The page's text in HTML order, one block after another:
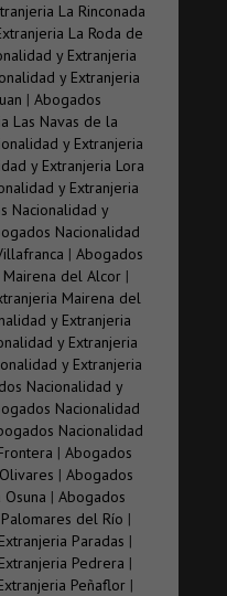
en el extranjero
durante 3 años
evitarlo mediante
el mantenimiento de
tengan otra
y renuncien
españoles hayan
españoles por
o madre español a
perderán la
el plazo de 3 años
o emancipación no
la española
que no sean de
española sí durante
a la adquisición de la
aquella a la que
Ejército o tenga un
extranjero sin
del Gobierno
se declare la
de adquisición de la
La Rinconada
La Roda de
y Extranjeria
y Extranjeria
| Abogados
Las Navas de la
y Extranjeria
y Extranjeria Lora
y Extranjeria
Nacionalidad y
Nacionalidad
|Abogados
Mairena del Alcor |
Mairena del
y Extranjeria
y Extranjeria
y Extranjeria
Nacionalidad y
Nacionalidad
Nacionalidad
| Abogados
| Abogados
|Abogados
del Río |
Paradas |
Pedrera |
Peñaflor |